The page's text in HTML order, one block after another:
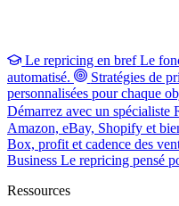
Le repricing en bref Le
automatisé.
Stratégies de
personnalisées pour chaque
Démarrez avec un spécialiste
Amazon, eBay, Shopify et
Box, profit et cadence des
Business Le repricing pensé
Ressources